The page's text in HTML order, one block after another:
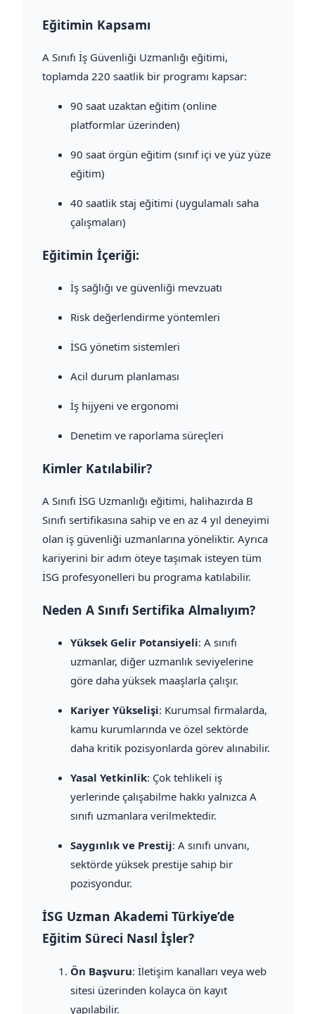
Eğitimin Kapsamı
A Sınıfı İş Güvenliği Uzmanlığı eğitimi,
toplamda 220 saatlik bir programı kapsar:
90 saat uzaktan eğitim (online
platformlar üzerinden)
90 saat örgün eğitim (sınıf içi ve yüz yüze
eğitim)
40 saatlik staj eğitimi (uygulamalı saha
çalışmaları)
Eğitimin İçeriği:
İş sağlığı ve güvenliği mevzuatı
Risk değerlendirme yöntemleri
İSG yönetim sistemleri
Acil durum planlaması
İş hijyeni ve ergonomi
Denetim ve raporlama süreçleri
Kimler Katılabilir?
A Sınıfı İSG Uzmanlığı eğitimi, halihazırda B
Sınıfı sertifikasına sahip ve en az 4 yıl deneyimi
olan iş güvenliği uzmanlarına yöneliktir. Ayrıca
kariyerini bir adım öteye taşımak isteyen tüm
İSG profesyonelleri bu programa katılabilir.
Neden A Sınıfı Sertifika Almalıyım?
Yüksek Gelir Potansiyeli: A sınıfı
uzmanlar, diğer uzmanlık seviyelerine
göre daha yüksek maaşlarla çalışır.
Kariyer Yükselişi: Kurumsal firmalarda,
kamu kurumlarında ve özel sektörde
daha kritik pozisyonlarda görev alınabilir.
Yasal Yetkinlik: Çok tehlikeli iş
yerlerinde çalışabilme hakkı yalnızca A
sınıfı uzmanlara verilmektedir.
Saygınlık ve Prestij: A sınıfı unvanı,
sektörde yüksek prestije sahip bir
pozisyondur.
İSG Uzman Akademi Türkiye’de
Eğitim Süreci Nasıl İşler?
Ön Başvuru: İletişim kanalları veya web
sitesi üzerinden kolayca ön kayıt
yapılabilir.